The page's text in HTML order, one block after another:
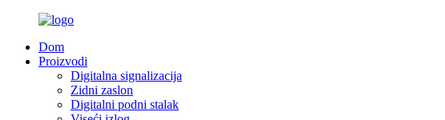
Dom
Proizvodi
Digitalna signalizacija
Zidni zaslon
Digitalni podni stalak